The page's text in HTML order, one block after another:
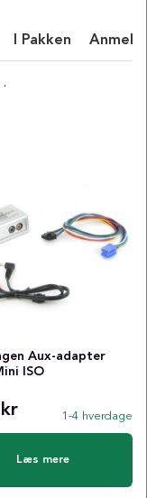
I Pakken
Aux-adapter
ISO
1-4 hverdage
Læs mere